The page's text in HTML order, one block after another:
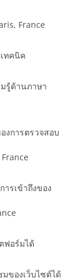
France
ทคนิค
รู้ด้านภาษา
งการตรวจสอบ
รเข้าถึงของ
ฟอร์มได้
มของเว็บไซต์ได้